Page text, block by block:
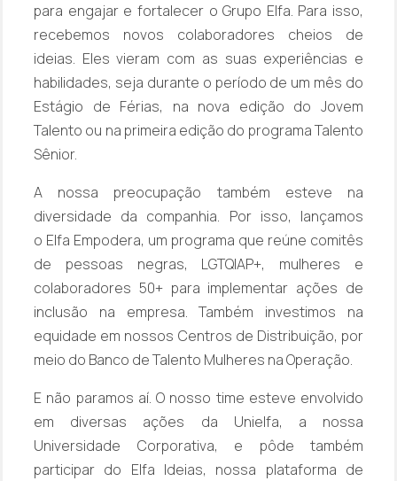
para engajar e fortalecer o Grupo Elfa. Para isso,
recebemos novos colaboradores cheios de
ideias. Eles vieram com as suas experiências e
habilidades, seja durante o período de um mês do
Estágio de Férias, na nova edição do Jovem
Talento ou na primeira edição do programaTalento
Sênior.
A nossa preocupação também esteve na
diversidade da companhia. Por isso, lançamos
o Elfa Empodera, um programa que reúne comitês
de pessoas negras, LGTQIAP+, mulheres e
colaboradores 50+ para implementar ações de
inclusão na empresa. Também investimos na
equidade em nossos Centros de Distribuição, por
meio do Banco de Talento Mulheres na Operação.
E não paramos aí. O nosso time esteve envolvido
em diversas ações da Unielfa, a nossa
Universidade Corporativa, e pôde também
participar do Elfa Ideias, nossa plataforma de